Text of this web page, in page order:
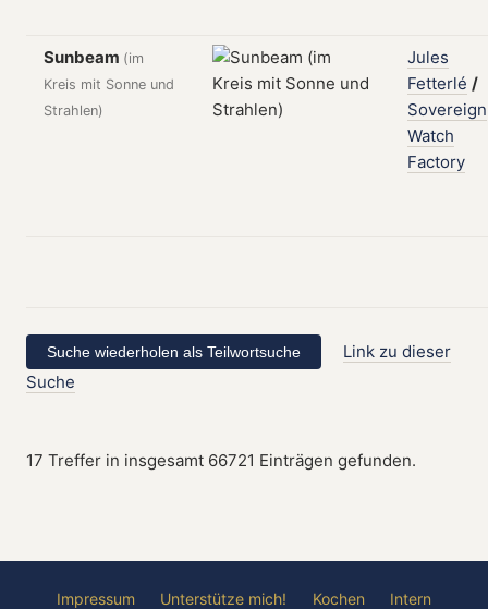
Sunbeam (im
Kreis mit Sonne und
Strahlen)
Jules
Fetterlé /
Sovereign
Watch
Factory
Link zu dieser
Suche
17 Treffer in insgesamt 66721 Einträgen gefunden.
Impressum Unterstütze mich! Kochen Intern